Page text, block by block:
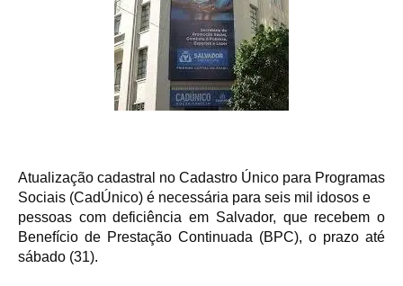
Atualização cadastral no Cadastro Único para Programas
Sociais (CadÚnico) é necessária para seis mil idosos e
pessoas com deficiência em Salvador, que recebem o
Benefício de Prestação Continuada (BPC), o prazo até
sábado (31).